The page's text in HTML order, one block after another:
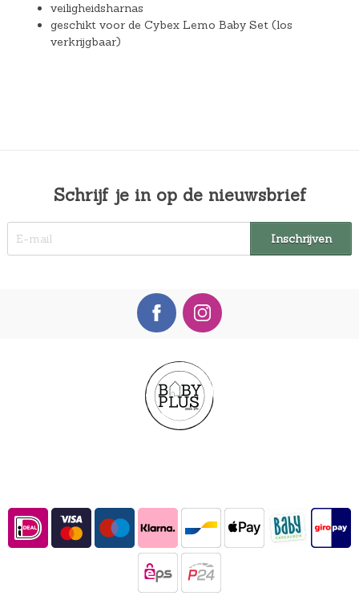
veiligheidsharnas
geschikt voor de Cybex Lemo Baby Set (los
verkrijgbaar)
Schrijf je in op de nieuwsbrief